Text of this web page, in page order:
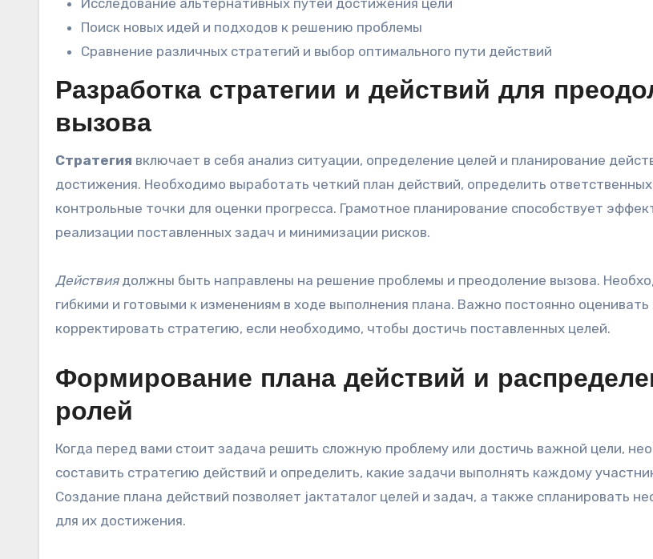
Исследование альтернативных путей достижения цели
Поиск новых идей и подходов к решению проблемы
Сравнение различных стратегий и выбор оптимального пути действий
Разработка стратегии и действий для
вызова
Стратегия включает в себя анализ ситуации, определение целей и планирование
достижения. Необходимо выработать четкий план действий, определить
контрольные точки для оценки прогресса. Грамотное планирование способствует
реализации поставленных задач и минимизации рисков.
Действиядолжны быть направлены на решение проблемы и преодоление вызова.
гибкими и готовыми к изменениям в ходе выполнения плана. Важно постоянно оценивать
корректировать стратегию, если необходимо, чтобы достичь поставленных целей.
Формирование плана действий и
ролей
Когда перед вами стоит задача решить сложную проблему или достичь важной цели,
составить стратегию действий и определить, какие задачи выполнять каждому
Создание плана действий позволяет jактаталог целей и задач, а также спланировать
для их достижения.